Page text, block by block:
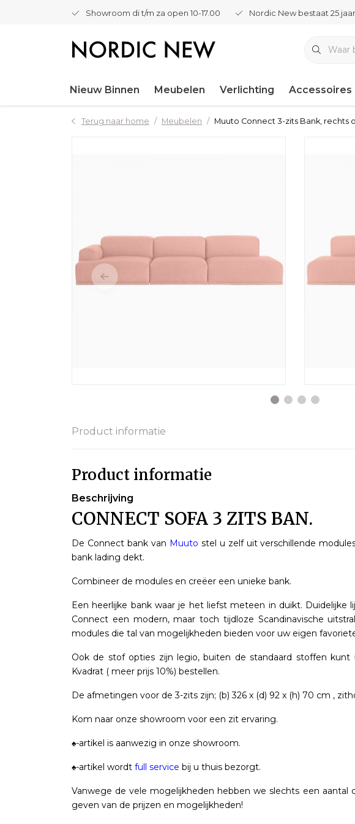
Showroom di t/m za open 10-17.00 Nordic New bestaat 25 jaar
Nieuw Binnen Meubelen Verlichting Accessoires
Terug naar home Meubelen Muuto Connect 3-zits Bank, rechts
Product informatie
Product informatie
Beschrijving
CONNECT SOFA 3 ZITS BAN.
De Connect bank van Muuto stel u zelf uit verschillende
bank lading dekt.
Combineer de modules en creëer een unieke bank.
Een heerlijke bank waar je het liefst meteen in duikt. Duidelijke
Connect een modern, maar toch tijdloze Scandinavische
modules die tal van mogelijkheden bieden voor uw eigen
Ook de stof opties zijn legio, buiten de standaard stoffen
Kvadrat ( meer prijs 10%) bestellen.
De afmetingen voor de 3-zits zijn; (b) 326 x (d) 92 x (h) 70 cm ,
Kom naar onze showroom voor een zit ervaring.
♠-artikel is aanwezig in onze showroom.
♠-artikel wordt full service bij u thuis bezorgt.
Vanwege de vele mogelijkheden hebben we slechts een
geven van de prijzen en mogelijkheden!